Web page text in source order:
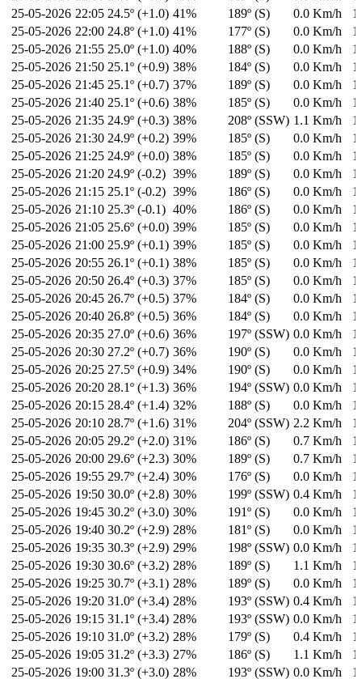
25-05-2026 22:05 24.5º (+1.0) 41% 189º (S) 0.0 Km/h
25-05-2026 22:00 24.8º (+1.0) 41% 177º (S) 0.0 Km/h
25-05-2026 21:55 25.0º (+1.0) 40% 188º (S) 0.0 Km/h
25-05-2026 21:50 25.1º (+0.9) 38% 184º (S) 0.0 Km/h
25-05-2026 21:45 25.1º (+0.7) 37% 189º (S) 0.0 Km/h
25-05-2026 21:40 25.1º (+0.6) 38% 185º (S) 0.0 Km/h
25-05-2026 21:35 24.9º (+0.3) 38% 208º (SSW) 1.1 Km/h
25-05-2026 21:30 24.9º (+0.2) 39% 185º (S) 0.0 Km/h
25-05-2026 21:25 24.9º (+0.0) 38% 185º (S) 0.0 Km/h
25-05-2026 21:20 24.9º (-0.2) 39% 189º (S) 0.0 Km/h
25-05-2026 21:15 25.1º (-0.2) 39% 186º (S) 0.0 Km/h
25-05-2026 21:10 25.3º (-0.1) 40% 186º (S) 0.0 Km/h
25-05-2026 21:05 25.6º (+0.0) 39% 185º (S) 0.0 Km/h
25-05-2026 21:00 25.9º (+0.1) 39% 185º (S) 0.0 Km/h
25-05-2026 20:55 26.1º (+0.1) 38% 185º (S) 0.0 Km/h
25-05-2026 20:50 26.4º (+0.3) 37% 185º (S) 0.0 Km/h
25-05-2026 20:45 26.7º (+0.5) 37% 184º (S) 0.0 Km/h
25-05-2026 20:40 26.8º (+0.5) 36% 184º (S) 0.0 Km/h
25-05-2026 20:35 27.0º (+0.6) 36% 197º (SSW) 0.0 Km/h
25-05-2026 20:30 27.2º (+0.7) 36% 190º (S) 0.0 Km/h
25-05-2026 20:25 27.5º (+0.9) 34% 190º (S) 0.0 Km/h
25-05-2026 20:20 28.1º (+1.3) 36% 194º (SSW) 0.0 Km/h
25-05-2026 20:15 28.4º (+1.4) 32% 188º (S) 0.0 Km/h
25-05-2026 20:10 28.7º (+1.6) 31% 204º (SSW) 2.2 Km/h
25-05-2026 20:05 29.2º (+2.0) 31% 186º (S) 0.7 Km/h
25-05-2026 20:00 29.6º (+2.3) 30% 189º (S) 0.7 Km/h
25-05-2026 19:55 29.7º (+2.4) 30% 176º (S) 0.0 Km/h
25-05-2026 19:50 30.0º (+2.8) 30% 199º (SSW) 0.4 Km/h
25-05-2026 19:45 30.2º (+3.0) 30% 191º (S) 0.0 Km/h
25-05-2026 19:40 30.2º (+2.9) 28% 181º (S) 0.0 Km/h
25-05-2026 19:35 30.3º (+2.9) 29% 198º (SSW) 0.0 Km/h
25-05-2026 19:30 30.6º (+3.2) 28% 189º (S) 1.1 Km/h
25-05-2026 19:25 30.7º (+3.1) 28% 189º (S) 0.0 Km/h
25-05-2026 19:20 31.0º (+3.4) 28% 193º (SSW) 0.4 Km/h
25-05-2026 19:15 31.1º (+3.4) 28% 193º (SSW) 0.0 Km/h
25-05-2026 19:10 31.0º (+3.2) 28% 179º (S) 0.4 Km/h
25-05-2026 19:05 31.2º (+3.3) 27% 186º (S) 1.1 Km/h
25-05-2026 19:00 31.3º (+3.0) 28% 193º (SSW) 0.0 Km/h